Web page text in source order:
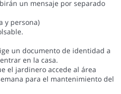
un mensaje por separado
y persona)
un documento de identidad a
en la casa.
el jardinero accede al área
para el mantenimiento del